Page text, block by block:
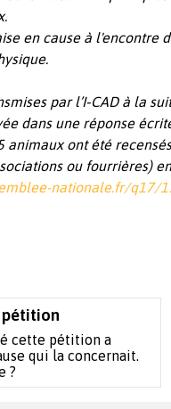
en cause à l'encontre
par l’I‑CAD à la
dans une réponse
animaux ont été
ou fourrières)
nationale.fr/q17/
pétition
cette pétition a
qui la concernait.
?